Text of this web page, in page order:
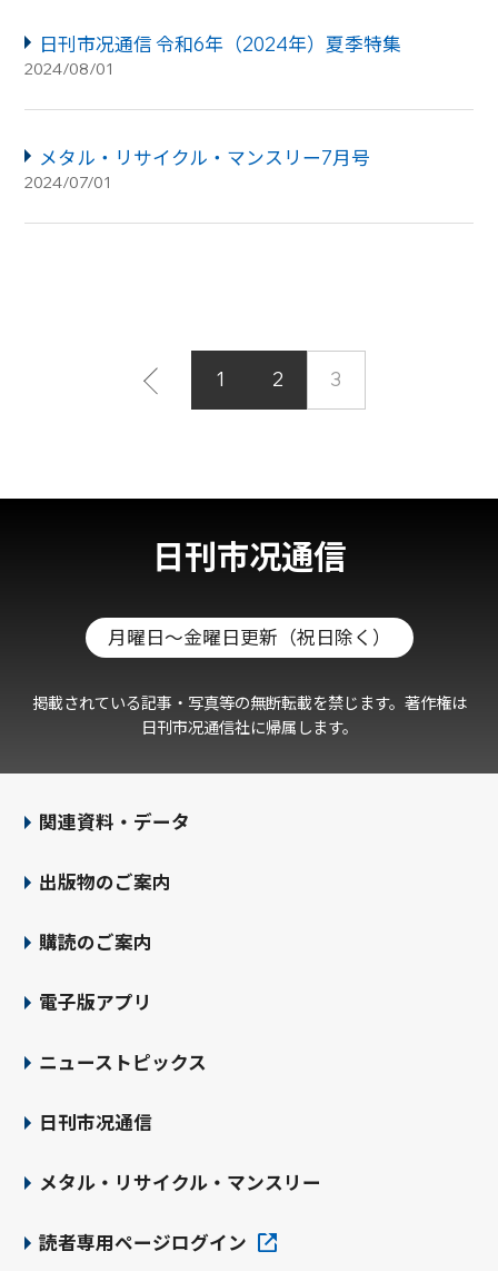
日刊市况通信 令和6年（2024年）夏季特集
2024/08/01
メタル・リサイクル・マンスリー7月号
2024/07/01
1 2 3
日刊市况通信
月曜日～金曜日更新（祝日除く）
掲載されている記事・写真等の無断転載を禁じます。著作権は
日刊市况通信社に帰属します。
関連資料・データ
出版物のご案内
購読のご案内
電子版アプリ
ニューストピックス
日刊市况通信
メタル・リサイクル・マンスリー
読者専用ページログイン